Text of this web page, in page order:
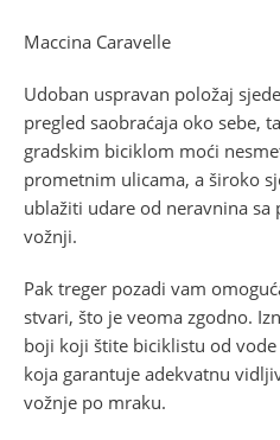
Maccina Caravelle
Udoban uspravan položaj
pregled saobraćaja oko sebe,
gradskim biciklom moći
prometnim ulicama, a široko
ublažiti udare od neravnina
vožnji.
Pak treger pozadi vam
stvari, što je veoma zgodno.
boji koji štite biciklistu od
koja garantuje adekvatnu
vožnje po mraku.